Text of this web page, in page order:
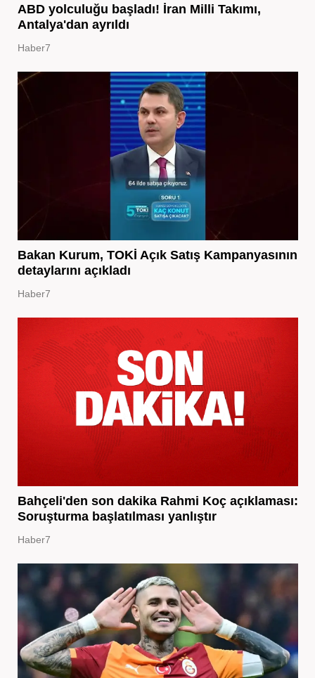
ABD yolculuğu başladı! İran Milli Takımı,
Antalya'dan ayrıldı
Haber7
Bakan Kurum, TOKİ Açık Satış Kampanyasının
detaylarını açıkladı
Haber7
Bahçeli'den son dakika Rahmi Koç açıklaması:
Soruşturma başlatılması yanlıştır
Haber7